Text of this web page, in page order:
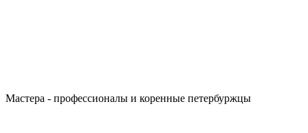
Мастера - профессионалы и коренные петербуржцы